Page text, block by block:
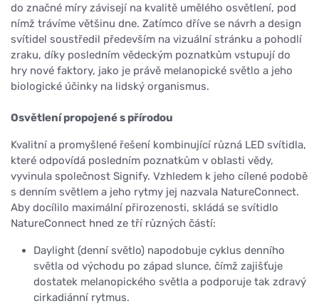
do značné míry závisejí na kvalitě umělého osvětlení, pod
nímž trávíme většinu dne. Zatímco dříve se návrh a design
svítidel soustředil především na vizuální stránku a pohodlí
zraku, díky posledním vědeckým poznatkům vstupují do
hry nové faktory, jako je právě melanopické světlo a jeho
biologické účinky na lidský organismus.
Osvětlení propojené s přírodou
Kvalitní a promyšlené řešení kombinující různá LED svítidla,
které odpovídá posledním poznatkům v oblasti vědy,
vyvinula společnost Signify. Vzhledem k jeho cílené podobě
s denním světlem a jeho rytmy jej nazvala NatureConnect.
Aby docílilo maximální přirozenosti, skládá se svítidlo
NatureConnect hned ze tří různých částí:
Daylight (denní světlo) napodobuje cyklus denního
světla od východu po západ slunce, čímž zajišťuje
dostatek melanopického světla a podporuje tak zdravý
cirkadiánní rytmus.